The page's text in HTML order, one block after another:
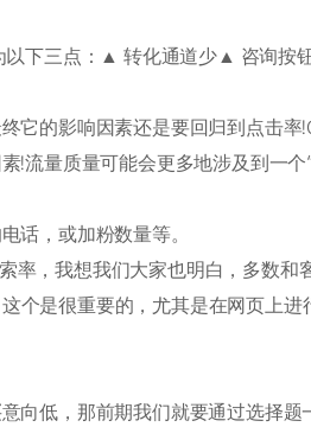
以下三点：▲ 转化通道少▲ 咨询
它的影响因素还是要回归到点击
!流量质量可能会更多地涉及到一
话，或加粉数量等。
，我想我们大家也明白，多数和
个是很重要的，尤其是在网页上
向低，那前期我们就要通过选择题